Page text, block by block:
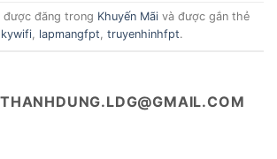
được đăng trong Khuyến Mãivà được gắn thẻ
, lapmangfpt, truyenhinhfpt.
THANHDUNG.LDG@GMAIL.COM